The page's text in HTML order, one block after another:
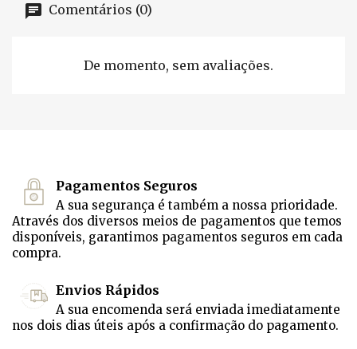
Comentários (0)
De momento, sem avaliações.
Pagamentos Seguros
A sua segurança é também a nossa prioridade.
Através dos diversos meios de pagamentos que temos
disponíveis, garantimos pagamentos seguros em cada
compra.
Envios Rápidos
A sua encomenda será enviada imediatamente
nos dois dias úteis após a confirmação do pagamento.